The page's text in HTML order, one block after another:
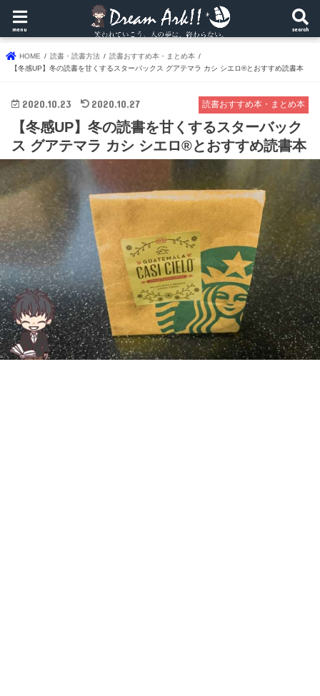
search
menu
HOME 読書・読書方法
読書おすすめ本・まとめ本
【冬感UP】冬の読書を甘くするスターバックス グアテマラ カシ シエロ®とおすすめ読書本
読書おすすめ本・まとめ本
2020.10.23 2020.10.27
【冬感UP】冬の読書を甘くするスターバック
ス グアテマラ カシ シエロ®とおすすめ読書本